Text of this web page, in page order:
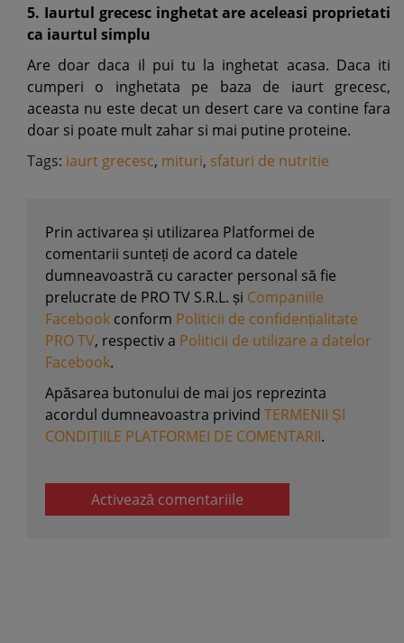
5. Iaurtul grecesc inghetat are aceleasi proprietati
ca iaurtul simplu
Are doar daca il pui tu la inghetat acasa. Daca iti
cumperi o inghetata pe baza de iaurt grecesc,
aceasta nu este decat un desert care va contine fara
doar si poate mult zahar si mai putine proteine.
Tags: iaurt grecesc, mituri, sfaturi de nutritie
Prin activarea și utilizarea Platformei de
comentarii sunteți de acord ca datele
dumneavoastră cu caracter personal să fie
prelucrate de PRO TV S.R.L. și Companiile
Facebook conform Politicii de confidențialitate
PRO TV, respectiv a Politicii de utilizare a datelor
Facebook.
Apăsarea butonului de mai jos reprezinta
acordul dumneavoastra privind TERMENII ȘI
CONDIȚIILE PLATFORMEI DE COMENTARII.
Activează comentariile